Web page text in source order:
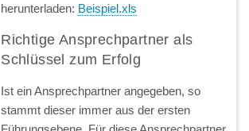
herunterladen: Beispiel.xls
Richtige Ansprechpartner als
Schlüssel zum Erfolg
Ist ein Ansprechpartner angegeben, so
stammt dieser immer aus der ersten